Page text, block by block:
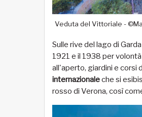
Veduta del Vittoriale -
Sulle rive del lago di
1921 e il 1938 per
all'aperto, giardini e corsi
internazionaleche si
rosso di Verona, così